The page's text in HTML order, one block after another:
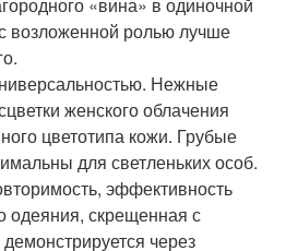
возложенной ролью лучше
Нежные
женского облачения
цветотипа кожи. Грубые
для светленьких особ.
эффективность
одеяния, скрещенная с
через